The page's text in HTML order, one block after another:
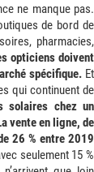
ne manque pas.
de bord de
pharmacies,
opticiens doivent
spécifique. Et
qui continuent de
solaires chez un
vente en ligne, de
26 % entre 2019
seulement 15 %